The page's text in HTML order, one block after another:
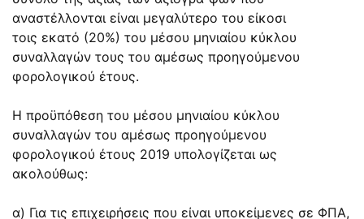
αναστέλλονται είναι μεγαλύτερο του είκοσι
τοις εκατό (20%) του μέσου μηνιαίου κύκλου
συναλλαγών τους του αμέσως προηγούμενου
φορολογικού έτους.
Η προϋπόθεση του μέσου μηνιαίου κύκλου
συναλλαγών του αμέσως προηγούμενου
φορολογικού έτους 2019 υπολογίζεται ως
ακολούθως:
α) Για τις επιχειρήσεις που είναι υποκείμενες σε ΦΠΑ,